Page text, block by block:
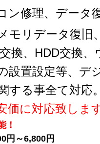
ン修理、データ
モリデータ復旧
換、HDD交換
置設定等、デ
する事全て対応。
価に対応致しま
！
円～6,800円